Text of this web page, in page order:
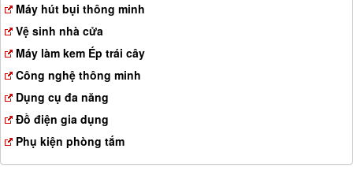
Máy hút bụi thông minh
Vệ sinh nhà cửa
Máy làm kem Ép trái cây
Công nghệ thông minh
Dụng cụ đa năng
Đồ điện gia dụng
Phụ kiện phòng tắm